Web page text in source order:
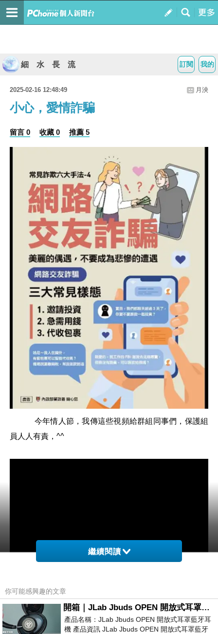
我的
訂閱
細 水 長 流
2025-02-16 12:48:49 月泱
小心，愛情詐騙
留言 0 收藏 0 推薦 5
今年情人節，我傳這些視頻給群組同事們，保護組
員人人有責，^^
繼續閱讀
你可能感興趣的文章
開箱｜JLab Jbuds OPEN 開放式耳罩藍牙耳機 - 設計美學，輕巧、透氣、環境音全物理達成！
產品名稱：JLab Jbuds OPEN 開放式耳罩藍牙耳
機 產品資訊 JLab Jbuds OPEN 開放式耳罩藍牙